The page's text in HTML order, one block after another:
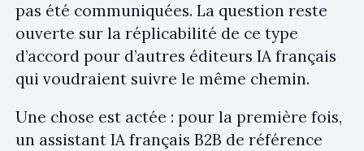
pas été communiquées. La question reste
ouverte sur la réplicabilité de ce type
d’accord pour d’autres éditeurs IA français
qui voudraient suivre le même chemin.
Une chose est actée : pour la première fois,
un assistant IA français B2B de référence